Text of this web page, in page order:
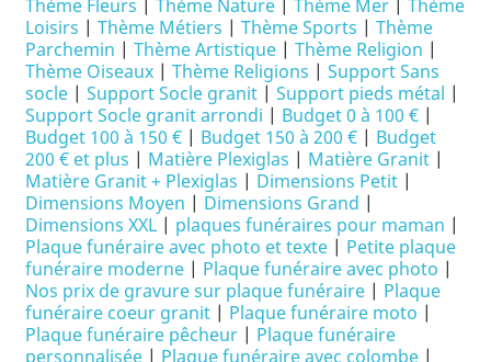
Thème Fleurs | Thème Nature | Thème Mer | Thème
Loisirs | Thème Métiers | Thème Sports | Thème
Parchemin | Thème Artistique | Thème Religion |
Thème Oiseaux | Thème Religions | Support Sans
socle | Support Socle granit | Support pieds métal |
Support Socle granit arrondi | Budget 0 à 100 € |
Budget 100 à 150 € | Budget 150 à 200 € | Budget
200 € et plus | Matière Plexiglas | Matière Granit |
Matière Granit + Plexiglas | Dimensions Petit |
Dimensions Moyen | Dimensions Grand |
Dimensions XXL | plaques funéraires pour maman |
Plaque funéraire avec photo et texte | Petite plaque
funéraire moderne | Plaque funéraire avec photo |
Nos prix de gravure sur plaque funéraire | Plaque
funéraire coeur granit | Plaque funéraire moto |
Plaque funéraire pêcheur | Plaque funéraire
personnalisée | Plaque funéraire avec colombe |